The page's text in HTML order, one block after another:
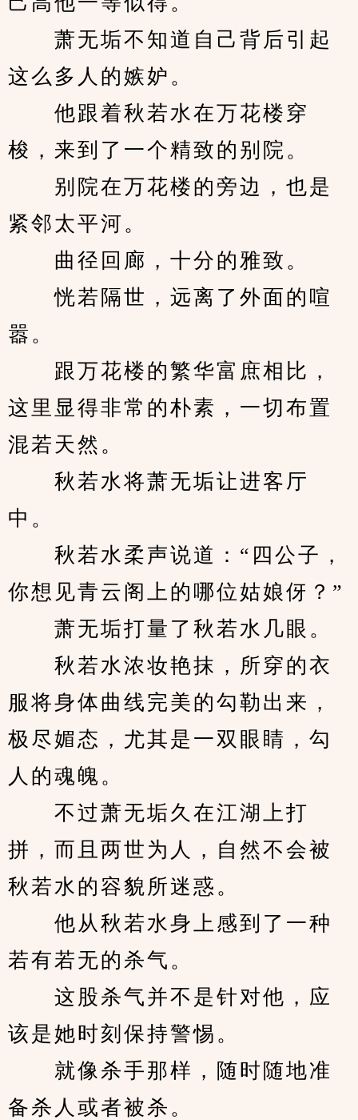
萧无垢不知道自己背后引起
这么多人的嫉妒。
他跟着秋若水在万花楼穿
梭，来到了一个精致的别院。
别院在万花楼的旁边，也是
紧邻太平河。
曲径回廊，十分的雅致。
恍若隔世，远离了外面的喧
嚣。
跟万花楼的繁华富庶相比，
这里显得非常的朴素，一切布置
混若天然。
秋若水将萧无垢让进客厅
中。
秋若水柔声说道：“四公子，
你想见青云阁上的哪位姑娘伢？”
萧无垢打量了秋若水几眼。
秋若水浓妆艳抹，所穿的衣
服将身体曲线完美的勾勒出来，
极尽媚态，尤其是一双眼睛，勾
人的魂魄。
不过萧无垢久在江湖上打
拼，而且两世为人，自然不会被
秋若水的容貌所迷惑。
他从秋若水身上感到了一种
若有若无的杀气。
这股杀气并不是针对他，应
该是她时刻保持警惕。
就像杀手那样，随时随地准
备杀人或者被杀。